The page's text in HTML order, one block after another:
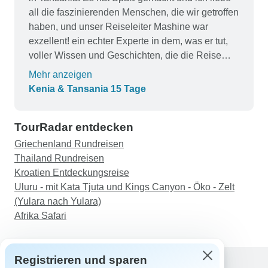
Reise war eine perfekte Mischung aus Abenteuer,
Entspannung und Spaß. Ich habe viel über
Afrikas Kultur, Geschichte und Natur gelernt. Ich
würde in Zukunft auf jeden Fall wieder eine Reise
Überlandreiseunternehmen in Afrika!
all die faszinierenden Menschen, die wir getroffen
haben, und unser Reiseleiter Mashine war
exzellent! ein echter Experte in dem, was er tut,
voller Wissen und Geschichten, die die Reise
noch interessanter machten.
Mehr anzeigen
Kenia & Tansania 15 Tage
TourRadar entdecken
Griechenland Rundreisen
Thailand Rundreisen
Kroatien Entdeckungsreise
Uluru - mit Kata Tjuta und Kings Canyon - Öko - Zelt
(Yulara nach Yulara)
Afrika Safari
Registrieren und sparen